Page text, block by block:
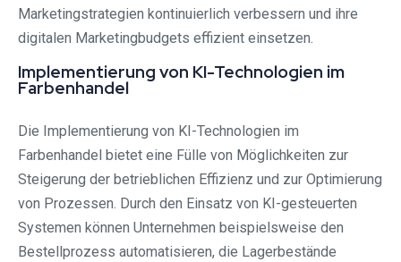
Marketingstrategien kontinuierlich verbessern und ihre
digitalen Marketingbudgets effizient einsetzen.
Implementierung von KI-Technologien im
Farbenhandel
Die Implementierung von KI-Technologien im
Farbenhandel bietet eine Fülle von Möglichkeiten zur
Steigerung der betrieblichen Effizienz und zur Optimierung
von Prozessen. Durch den Einsatz von KI-gesteuerten
Systemen können Unternehmen beispielsweise den
Bestellprozess automatisieren, die Lagerbestände